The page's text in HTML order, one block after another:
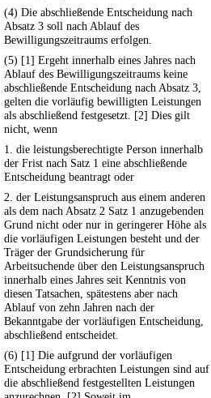
(4) Die abschließende Entscheidung nach
Absatz 3 soll nach Ablauf des
Bewilligungszeitraums erfolgen.
(5) [1] Ergeht innerhalb eines Jahres nach
Ablauf des Bewilligungszeitraums keine
abschließende Entscheidung nach Absatz 3,
gelten die vorläufig bewilligten Leistungen
als abschließend festgesetzt. [2] Dies gilt
nicht, wenn
1. die leistungsberechtigte Person innerhalb
der Frist nach Satz 1 eine abschließende
Entscheidung beantragt oder
2. der Leistungsanspruch aus einem anderen
als dem nach Absatz 2 Satz 1 anzugebenden
Grund nicht oder nur in geringerer Höhe als
die vorläufigen Leistungen besteht und der
Träger der Grundsicherung für
Arbeitsuchende über den Leistungsanspruch
innerhalb eines Jahres seit Kenntnis von
diesen Tatsachen, spätestens aber nach
Ablauf von zehn Jahren nach der
Bekanntgabe der vorläufigen Entscheidung,
abschließend entscheidet.
(6) [1] Die aufgrund der vorläufigen
Entscheidung erbrachten Leistungen sind auf
die abschließend festgestellten Leistungen